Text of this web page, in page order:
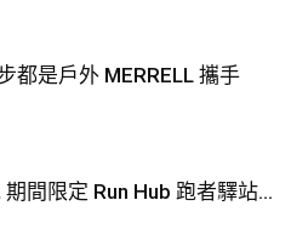
都是戶外 MERRELL 攜手
間限定 Run Hub 跑者驛站...